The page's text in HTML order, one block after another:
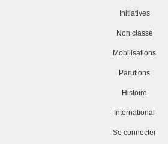
Initiatives
Non classé
Mobilisations
Parutions
Histoire
International
Se connecter